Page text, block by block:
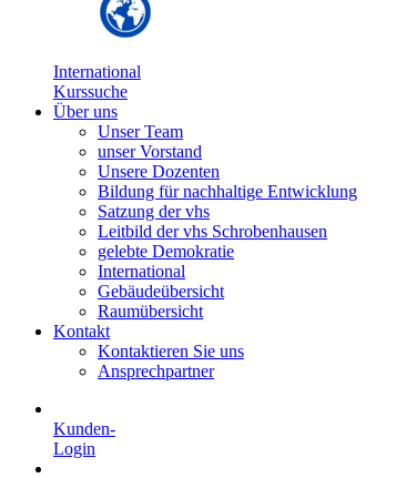
International
Kurssuche
Über uns
Unser Team
unser Vorstand
Unsere Dozenten
Bildung für nachhaltige Entwicklung
Satzung der vhs
Leitbild der vhs Schrobenhausen
gelebte Demokratie
International
Gebäudeübersicht
Raumübersicht
Kontakt
Kontaktieren Sie uns
Ansprechpartner
Kunden-
Login